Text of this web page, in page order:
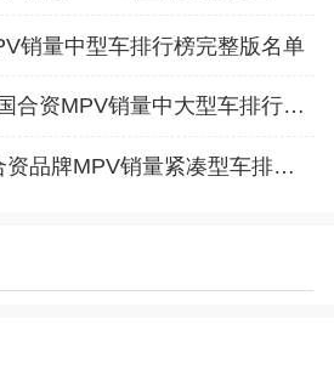
销量中型车排行榜完整版名单
2026年1月全国合资MPV销量中大型车排行榜完整版(出口量
2020年12月合资品牌MPV销量紧凑型车排行榜完整版名单